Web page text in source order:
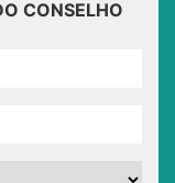
CONSELHO